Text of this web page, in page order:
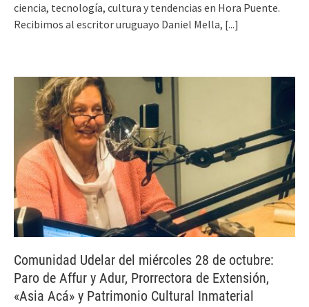
ciencia, tecnología, cultura y tendencias en Hora Puente.
Recibimos al escritor uruguayo Daniel Mella, [...]
Comunidad Udelar del miércoles 28 de octubre:
Paro de Affur y Adur, Prorrectora de Extensión,
«Asia Acá» y Patrimonio Cultural Inmaterial